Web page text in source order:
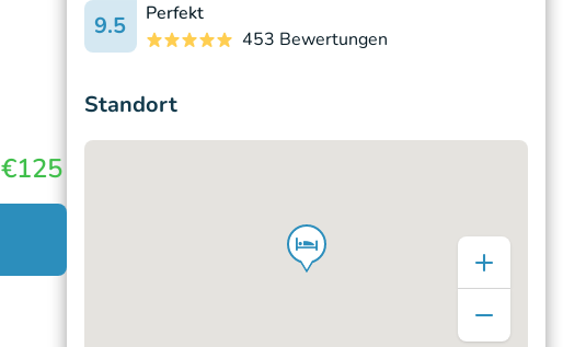
€125
9.5
Perfekt
453 Bewertungen
Standort